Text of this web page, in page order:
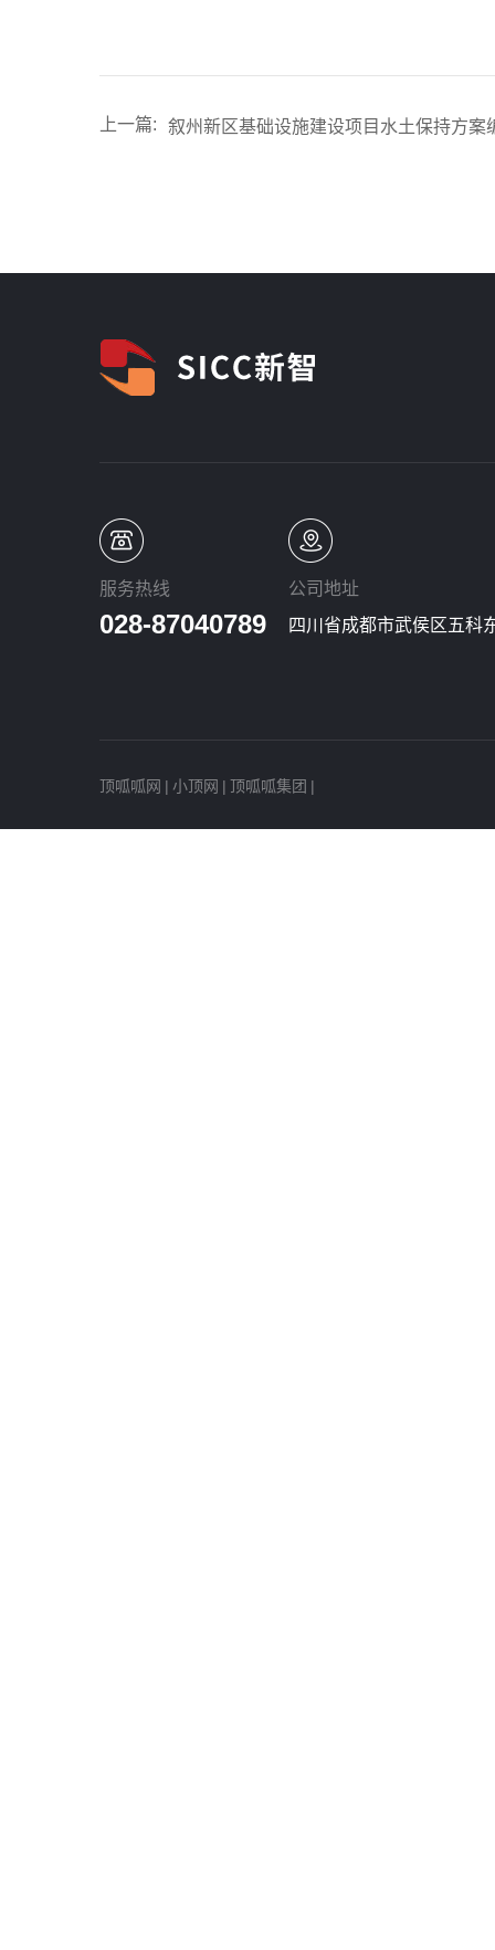
上一篇: 叙州新区基础设施建设项目水土保持方案
服务热线
028-87040789
公司地址
四川省成都市武侯区五科
顶呱呱网 | 小顶网 | 顶呱呱集团 |